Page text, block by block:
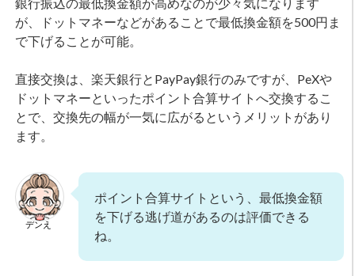
が、ドットマネーなどがあることで最低換金額を500円ま
で下げることが可能。
直接交換は、楽天銀行とPayPay銀行のみですが、PeXや
ドットマネーといったポイント合算サイトへ交換するこ
とで、交換先の幅が一気に広がるというメリットがあり
ます。
デンえ
ポイント合算サイトという、最低換金額
を下げる逃げ道があるのは評価できる
ね。